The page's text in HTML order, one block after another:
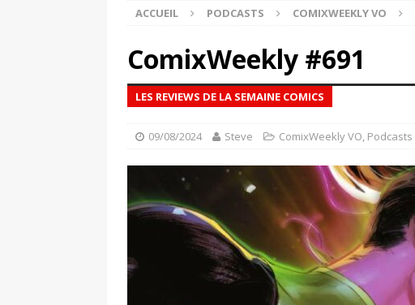
ACCUEIL PODCASTS COMIXWEEKLY VO
ComixWeekly #691
LES REVIEWS DE LA SEMAINE COMICS
09/08/2024 Steve ComixWeekly VO, Podcasts